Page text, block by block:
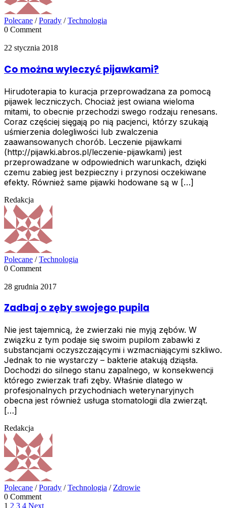
Polecane /Porady /Technologia
0 Comment
22 stycznia 2018
Co można wyleczyć pijawkami?
Hirudoterapia to kuracja przeprowadzana za pomocą
pijawek leczniczych. Chociaż jest owiana wieloma
mitami, to obecnie przechodzi swego rodzaju renesans.
Coraz częściej sięgają po nią pacjenci, którzy szukają
uśmierzenia dolegliwości lub zwalczenia
zaawansowanych chorób. Leczenie pijawkami
(http://pijawki.abros.pl/leczenie-pijawkami) jest
przeprowadzane w odpowiednich warunkach, dzięki
czemu zabieg jest bezpieczny i przynosi oczekiwane
efekty. Również same pijawki hodowane są w […]
Redakcja
Polecane /Technologia
0 Comment
28 grudnia 2017
Zadbaj o zęby swojego pupila
Nie jest tajemnicą, że zwierzaki nie myją zębów. W
związku z tym podaje się swoim pupilom zabawki z
substancjami oczyszczającymi i wzmacniającymi szkliwo.
Jednak to nie wystarczy – bakterie atakują dziąsła.
Dochodzi do silnego stanu zapalnego, w konsekwencji
którego zwierzak trafi zęby. Właśnie dlatego w
profesjonalnych przychodniach weterynaryjnych
obecna jest również usługa stomatologii dla zwierząt.
[…]
Redakcja
Polecane /Porady /Technologia / Zdrowie
0 Comment
Page
1 Page
2 Page
3 Page
4 Next